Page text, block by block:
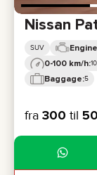
Nissan
SUV
0-100 km/h:
Baggage:5
fra 300 til